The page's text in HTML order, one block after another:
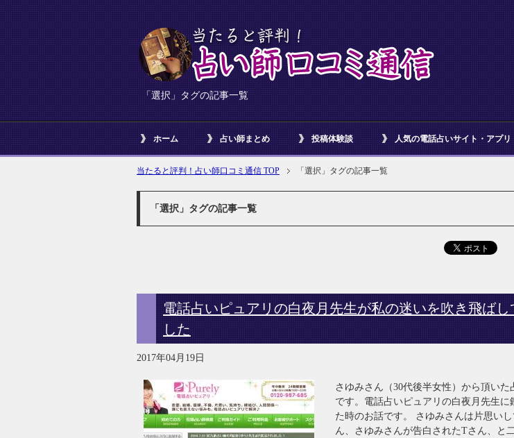
「選択」タグの記事一覧
ホーム 占い師まとめ 投稿体験談 人気の電話占いサイト・アプリ
当たると評判！占い師口コミ通信 TOP 「選択」タグの記事一覧
「選択」タグの記事一覧
電話占いピュアリの白夜月先生が私の迷いを吹き飛ばし
した
2017年04月19日
さゆみさん（30代後半女性）から頂いた
です。電話占いピュアリの白夜月先生に
た時のお話です。 さゆみさんは片思いし
ん、さゆみさんが告白されたTさん、と